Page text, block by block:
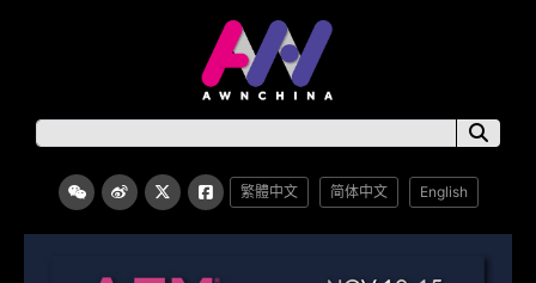
繁體中文 简体中文 English